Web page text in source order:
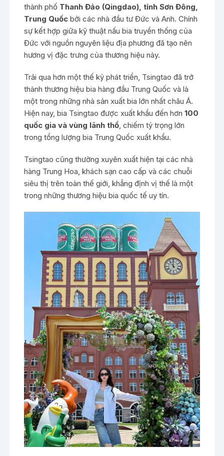
thành phố Thanh Đảo (Qingdao), tỉnh Sơn Đông,
Trung Quốc bởi các nhà đầu tư Đức và Anh. Chính
sự kết hợp giữa kỹ thuật nấu bia truyền thống của
Đức với nguồn nguyên liệu địa phương đã tạo nên
hương vị đặc trưng của thương hiệu này.
Trải qua hơn một thế kỷ phát triển, Tsingtao đã trở
thành thương hiệu bia hàng đầu Trung Quốc và là
một trong những nhà sản xuất bia lớn nhất châu Á.
Hiện nay, bia Tsingtao được xuất khẩu đến hơn100
quốc gia và vùng lãnh thổ, chiếm tỷ trọng lớn
trong tổng lượng bia Trung Quốc xuất khẩu.
Tsingtao cũng thường xuyên xuất hiện tại các nhà
hàng Trung Hoa, khách sạn cao cấp và các chuỗi
siêu thị trên toàn thế giới, khẳng định vị thế là một
trong những thương hiệu bia quốc tế uy tín.